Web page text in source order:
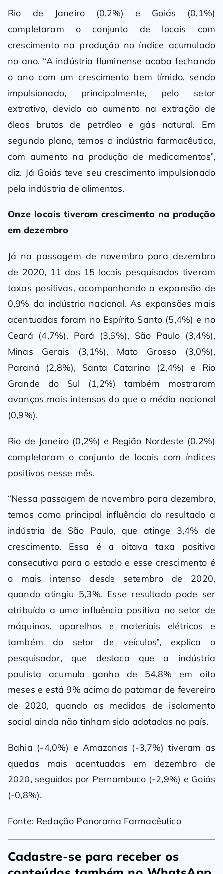
Rio de Janeiro (0,2%) e Goiás (0,1%)
completaram o conjunto de locais com
crescimento na produção no índice acumulado
no ano. “A indústria fluminense acaba fechando
o ano com um crescimento bem tímido, sendo
impulsionado, principalmente, pelo setor
extrativo, devido ao aumento na extração de
óleos brutos de petróleo e gás natural. Em
segundo plano, temos a indústria farmacêutica,
com aumento na produção de medicamentos”,
diz. Já Goiás teve seu crescimento impulsionado
pela indústria de alimentos.
Onze locais tiveram crescimento na produção
em dezembro
Já na passagem de novembro para dezembro
de 2020, 11 dos 15 locais pesquisados tiveram
taxas positivas, acompanhando a expansão de
0,9% da indústria nacional. As expansões mais
acentuadas foram no Espírito Santo (5,4%) e no
Ceará (4,7%). Pará (3,6%), São Paulo (3,4%),
Minas Gerais (3,1%), Mato Grosso (3,0%),
Paraná (2,8%), Santa Catarina (2,4%) e Rio
Grande do Sul (1,2%) também mostraram
avanços mais intensos do que a média nacional
(0,9%).
Rio de Janeiro (0,2%) e Região Nordeste (0,2%)
completaram o conjunto de locais com índices
positivos nesse mês.
“Nessa passagem de novembro para dezembro,
temos como principal influência do resultado a
indústria de São Paulo, que atinge 3,4% de
crescimento. Essa é a oitava taxa positiva
consecutiva para o estado e esse crescimento é
o mais intenso desde setembro de 2020,
quando atingiu 5,3%. Esse resultado pode ser
atribuído a uma influência positiva no setor de
máquinas, aparelhos e materiais elétricos e
também do setor de veículos”, explica o
pesquisador, que destaca que a indústria
paulista acumula ganho de 54,8% em oito
meses e está 9% acima do patamar de fevereiro
de 2020, quando as medidas de isolamento
social ainda não tinham sido adotadas no país.
Bahia (-4,0%) e Amazonas (-3,7%) tiveram as
quedas mais acentuadas em dezembro de
2020, seguidos por Pernambuco (-2,9%) e Goiás
(-0,8%).
Fonte: Redação Panorama Farmacêutico
Cadastre-se para receber os